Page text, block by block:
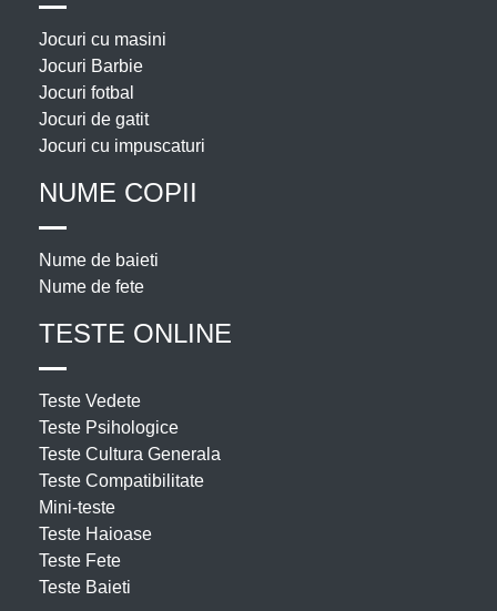
Jocuri cu masini
Jocuri Barbie
Jocuri fotbal
Jocuri de gatit
Jocuri cu impuscaturi
NUME COPII
Nume de baieti
Nume de fete
TESTE ONLINE
Teste Vedete
Teste Psihologice
Teste Cultura Generala
Teste Compatibilitate
Mini-teste
Teste Haioase
Teste Fete
Teste Baieti